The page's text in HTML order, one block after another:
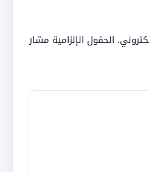
الحقول الإلزامية مشار